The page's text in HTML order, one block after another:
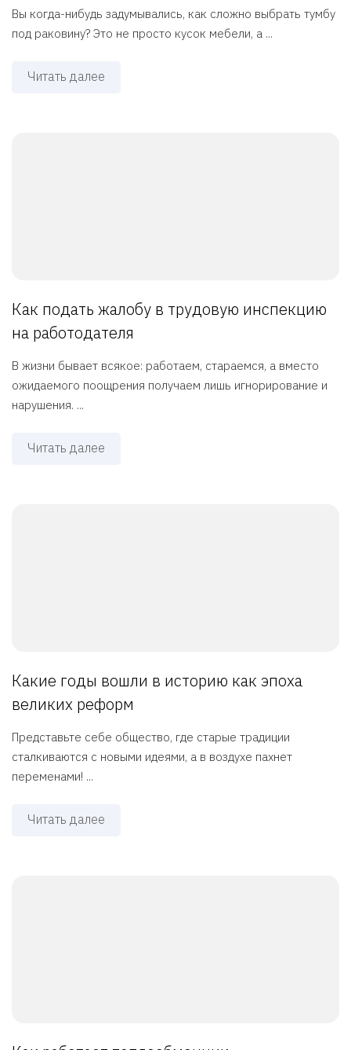
Вы когда-нибудь задумывались, как сложно выбрать тумбу
под раковину? Это не просто кусок мебели, а ...
Читать далее
Как подать жалобу в трудовую инспекцию
на работодателя
В жизни бывает всякое: работаем, стараемся, а вместо
ожидаемого поощрения получаем лишь игнорирование и
нарушения. ...
Читать далее
Какие годы вошли в историю как эпоха
великих реформ
Представьте себе общество, где старые традиции
сталкиваются с новыми идеями, а в воздухе пахнет
переменами! ...
Читать далее